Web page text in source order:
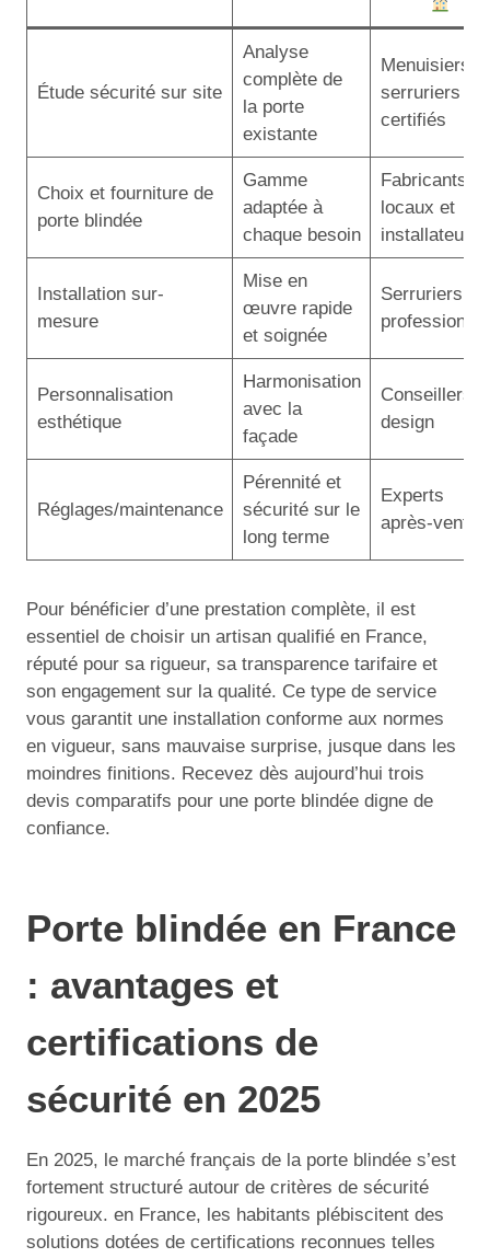
Étude sécurité sur site
Analyse
complète de
la porte
existante
Menuisiers,
serruriers
certifiés
Choix et fourniture de
porte blindée
Gamme
adaptée à
chaque besoin
Fabricants
locaux et
installateurs
Installation sur-
mesure
Mise en
œuvre rapide
et soignée
Serruriers
Personnalisation
esthétique
Harmonisation
avec la
façade
Conseillers
design
Réglages/maintenance
Pérennité et
sécurité sur le
long terme
Experts
après-vente
Pour bénéficier d’une prestation complète, il est
essentiel de choisir un artisan qualifié en France,
réputé pour sa rigueur, sa transparence tarifaire et
son engagement sur la qualité. Ce type de service
vous garantit une installation conforme aux normes
en vigueur, sans mauvaise surprise, jusque dans les
moindres finitions. Recevez dès aujourd’hui trois
devis comparatifs pour une porte blindée digne de
confiance.
Porte blindée en France
: avantages et
certifications de
sécurité en 2025
En 2025, le marché français de la porte blindée s’est
fortement structuré autour de critères de sécurité
rigoureux. en France, les habitants plébiscitent des
solutions dotées de certifications reconnues telles